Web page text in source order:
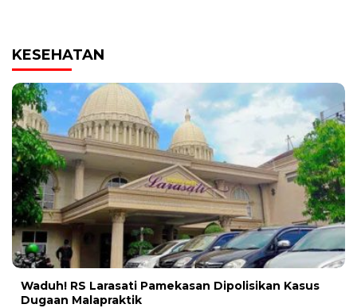
KESEHATAN
Waduh! RS Larasati Pamekasan Dipolisikan Kasus
Dugaan Malapraktik